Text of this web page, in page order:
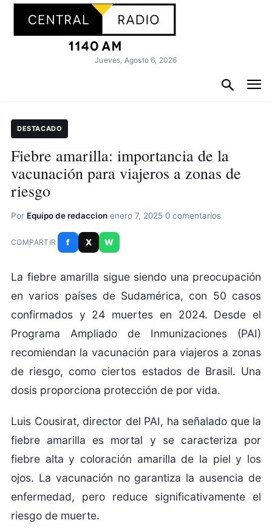
Jueves, Agosto 6, 2026
DESTACADO
Fiebre amarilla: importancia de la
vacunación para viajeros a zonas de
riesgo
Por Equipo de redaccion·enero 7, 2025·0 comentarios
COMPARTIR f X W
La fiebre amarilla sigue siendo una preocupación
en varios países de Sudamérica, con 50 casos
confirmados y 24 muertes en 2024. Desde el
Programa Ampliado de Inmunizaciones (PAI)
recomiendan la vacunación para viajeros a zonas
de riesgo, como ciertos estados de Brasil. Una
dosis proporciona protección de por vida.
Luis Cousirat, director del PAI, ha señalado que la
fiebre amarilla es mortal y se caracteriza por
fiebre alta y coloración amarilla de la piel y los
ojos. La vacunación no garantiza la ausencia de
enfermedad, pero reduce significativamente el
riesgo de muerte.